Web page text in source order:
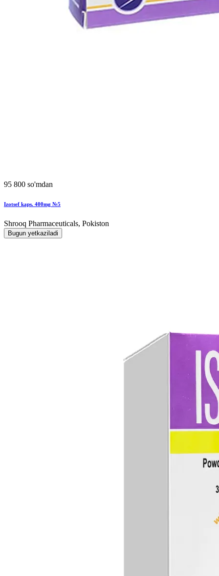
95 800 so'mdan
Izotsef kaps. 400mg №5
Shrooq Pharmaceuticals, Pokiston
Bugun yetkaziladi